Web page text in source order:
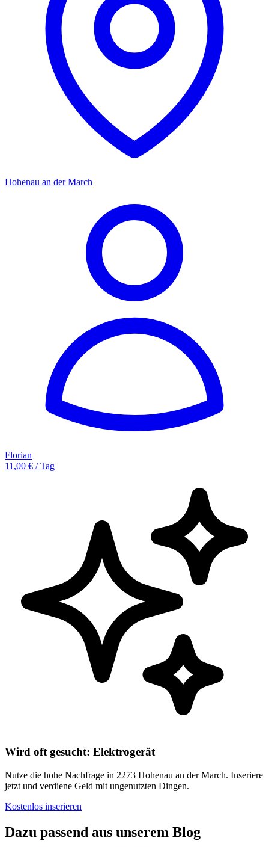
Hohenau an der March
Florian
11,00 € / Tag
Wird oft gesucht: Elektrogerät
Nutze die hohe Nachfrage in 2273 Hohenau an der March. Inseriere
jetzt und verdiene Geld mit ungenutzten Dingen.
Kostenlos inserieren
Dazu passend aus unserem Blog